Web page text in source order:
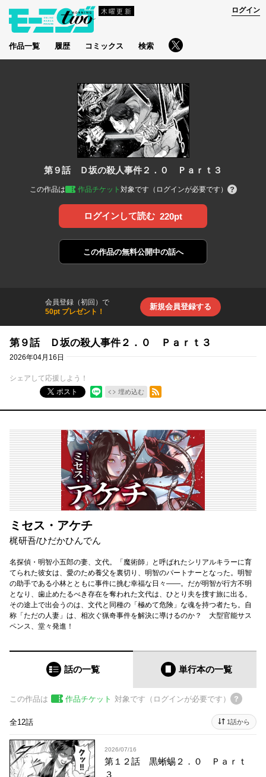
木曜更新
作品一覧 履歴 コミックス 検索
ログイン
第９話 Ｄ坂の殺人事件２．０ Ｐａｒｔ３
この作品は 作品チケット 対象です（ログインが必要です）
ログインして読む 220pt
この作品の無料公開中の話へ
会員登録（初回）で
50pt プレゼント！
新規会員登録する
第９話 Ｄ坂の殺人事件２．０ Ｐａｒｔ３
2026年04月16日
シェアして応援しよう！
ポスト
埋め込む
RSSフィード
ミセス・アケチ
梶研吾/ひだかひんでん
名探偵・明智小五郎の妻、文代。「魔術師」と呼ばれたシリアルキラーに育
てられた彼女は、愛のため養父を裏切り、明智のパートナーとなった。明智
の助手である小林とともに事件に挑む幸福な日々――。だが明智が行方不明
となり、歯止めたるべき存在を奪われた文代は、ひとり夫を捜す旅に出る。
その途上で出会うのは、文代と同種の「極めて危険」な魂を持つ者たち。自
称「ただの人妻」は、相次ぐ猟奇事件を解決に導けるのか？ 大型官能サス
ペンス、堂々発進！
話の一覧 単行本の一覧
この作品は 作品チケット 対象です（ログインが必要です）
全12話 1話から
2026/07/16
第１２話 黒蜥蜴２．０ Ｐａｒｔ
３